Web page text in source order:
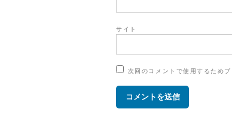
サイト
次回のコメントで使用するため